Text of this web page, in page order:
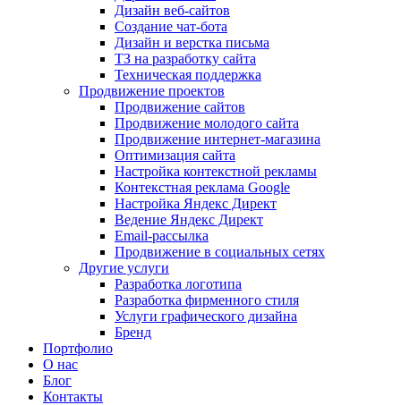
Дизайн веб-сайтов
Создание чат-бота
Дизайн и верстка письма
ТЗ на разработку сайта
Техническая поддержка
Продвижение проектов
Продвижение сайтов
Продвижение молодого сайта
Продвижение интернет-магазина
Оптимизация сайта
Настройка контекстной рекламы
Контекстная реклама Google
Настройка Яндекс Директ
Ведение Яндекс Директ
Email-рассылка
Продвижение в социальных сетях
Другие услуги
Разработка логотипа
Разработка фирменного стиля
Услуги графического дизайна
Бренд
Портфолио
О нас
Блог
Контакты